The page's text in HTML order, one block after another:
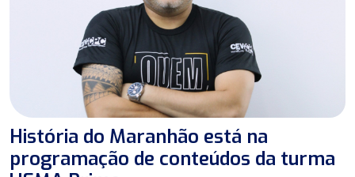
História do Maranhão está na
programação de conteúdos da turma